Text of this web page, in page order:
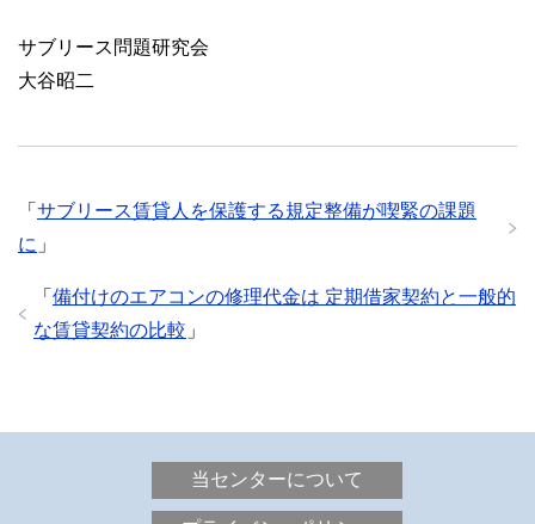
サブリース問題研究会
大谷昭二
「 サブリース賃貸人を保護する規定整備が喫緊の課題
に 」
「 備付けのエアコンの修理代金は 定期借家契約と一般的
な賃貸契約の比較 」
当センターについて